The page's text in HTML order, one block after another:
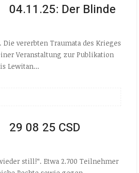
04.11.25: Der Blinde
Die vererbten Traumata des Krieges
Veranstaltung zur Publikation
Lewitan...
29 08 25 CSD
still!“. Etwa 2.700 Teilnehmer